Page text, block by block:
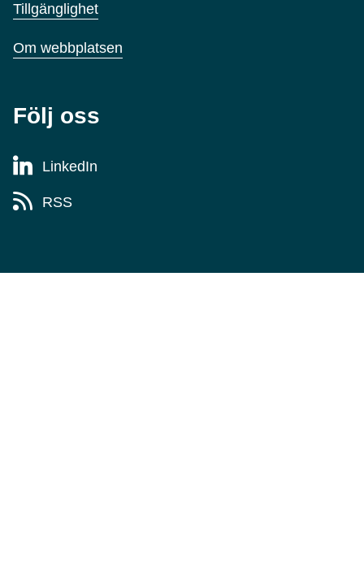
Tillgänglighet
Om webbplatsen
Följ oss
LinkedIn
RSS